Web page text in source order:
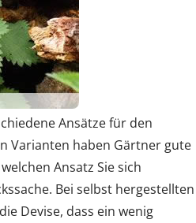
Ansätze für den
Varianten haben Gärtner gute
Ansatz Sie sich
Bei selbst hergestellten
Devise, dass ein wenig